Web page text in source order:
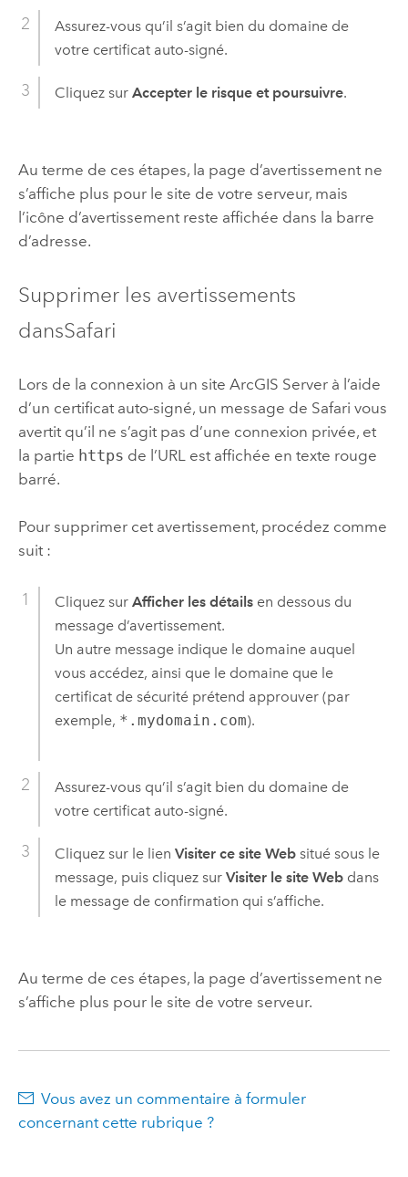
Assurez-vous qu’il s’agit bien du domaine de
votre certificat auto-signé.
Cliquez sur Accepter le risque et poursuivre.
Au terme de ces étapes, la page d’avertissement ne
s’affiche plus pour le site de votre serveur, mais
l’icône d’avertissement reste affichée dans la barre
d’adresse.
Supprimer les avertissements
dansSafari
Lors de la connexion à un site ArcGIS Serverà l’aide
d’un certificat auto-signé, un message de Safari vous
avertit qu’il ne s’agit pas d’une connexion privée, et
la partie https de l’URL est affichée en texte rouge
barré.
Pour supprimer cet avertissement, procédez comme
suit :
Cliquez sur Afficher les détailsen dessous du
message d’avertissement.
Un autre message indique le domaine auquel
vous accédez, ainsi que le domaine que le
certificat de sécurité prétend approuver (par
exemple, *.mydomain.com).
Assurez-vous qu’il s’agit bien du domaine de
votre certificat auto-signé.
Cliquez sur le lien Visiter ce site Websitué sous le
message, puis cliquez sur Visiter le site Webdans
le message de confirmation qui s’affiche.
Au terme de ces étapes, la page d’avertissement ne
s’affiche plus pour le site de votre serveur.
Vous avez un commentaire à formuler
concernant cette rubrique ?